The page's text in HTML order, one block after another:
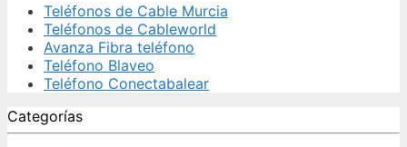
Teléfonos de Cable Murcia
Teléfonos de Cableworld
Avanza Fibra teléfono
Teléfono Blaveo
Teléfono Conectabalear
Categorías